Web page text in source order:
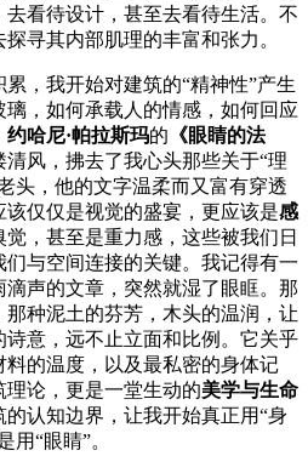
看待设计，甚至去看待生活。不
寻其内部肌理的丰富和张力。
，我开始对建筑的“精神性”产生
，如何承载人的情感，如何回应
约哈尼·帕拉斯玛的 《眼睛的法
清风，拂去了我心头那些关于“理
头，他的文字温柔而又富有穿透
仅仅是视觉的盛宴，更应该是感
觉，甚至是重力感，这些被我们日
与空间连接的关键。我记得有一
声的文章，突然就湿了眼眶。那
种泥土的芬芳，木头的温润，让
意，远不止立面和比例。它关乎
的温度，以及最私密的身体记
论，更是一堂生动的美学与生命
的认知边界，让我开始真正用“身
用“眼睛”。